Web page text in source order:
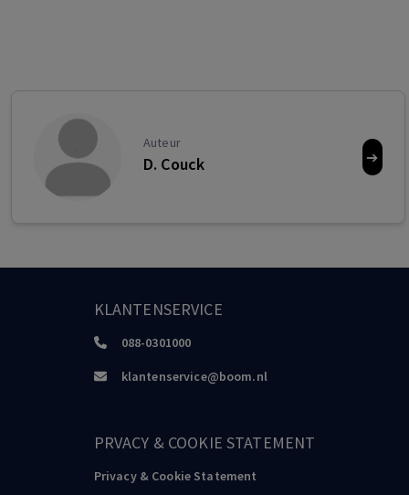
Auteur
D. Couck ➔
KLANTENSERVICE
088-0301000
klantenservice@boom.nl
PRVACY & COOKIE STATEMENT
Privacy & Cookie Statement